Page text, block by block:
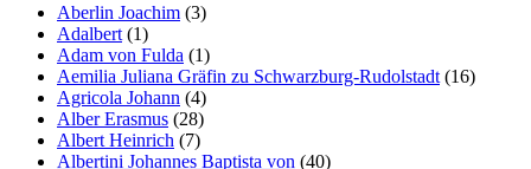
Aberlin Joachim (3)
Adalbert (1)
Adam von Fulda (1)
Aemilia Juliana Gräfin zu Schwarzburg-Rudolstadt (16)
Agricola Johann (4)
Alber Erasmus (28)
Albert Heinrich (7)
Albertini Johannes Baptista von (40)